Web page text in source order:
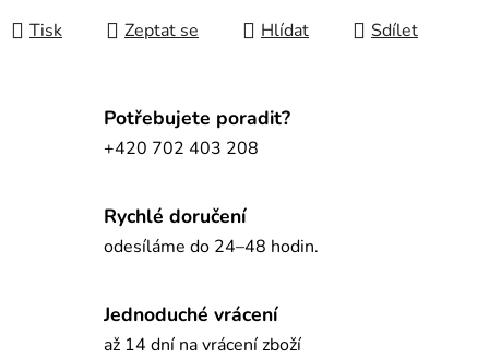
Tisk Zeptat se Hlídat Sdílet
Potřebujete poradit?
+420 702 403 208
Rychlé doručení
odesíláme do 24–48 hodin.
Jednoduché vrácení
až 14 dní na vrácení zboží